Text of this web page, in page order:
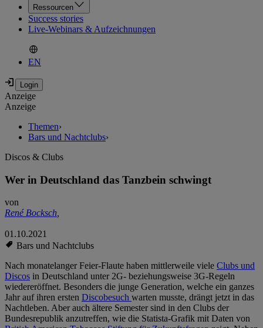
Ressourcen
Success stories
Live-Webinars & Aufzeichnungen
EN
Anzeige
Anzeige
Themen›
Bars und Nachtclubs›
Discos & Clubs
Wer in Deutschland das Tanzbein schwingt
von
René Bocksch,
01.10.2021
Bars und Nachtclubs
Nach monatelanger Feier-Flaute haben mittlerweile viele Clubs und
Discos in Deutschland unter 2G- beziehungsweise 3G-Regeln
wiedereröffnet. Besonders die junge Generation, welche ein ganzes
Jahr auf ihren ersten Discobesuch warten musste, drängt jetzt in das
Nachtleben. Aber auch ältere Semester sind in den Clubs der
Bundesrepublik anzutreffen, wie die Statista-Grafik mit Daten von